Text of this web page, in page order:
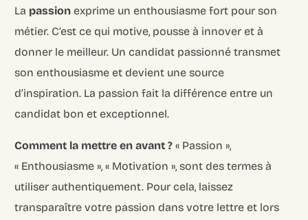
La passion exprime un enthousiasme fort pour son
métier. C’est ce qui motive, pousse à innover et à
donner le meilleur. Un candidat passionné transmet
son enthousiasme et devient une source
d’inspiration. La passion fait la différence entre un
candidat bon et exceptionnel.
Comment la mettre en avant ? « Passion »,
« Enthousiasme », « Motivation », sont des termes à
utiliser authentiquement. Pour cela, laissez
transparaître votre passion dans votre lettre et lors